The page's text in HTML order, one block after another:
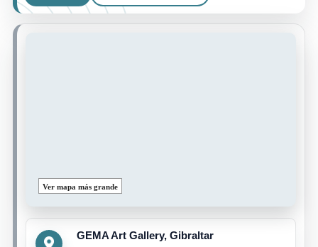
Ver mapa más grande
GEMA Art Gallery, Gibraltar